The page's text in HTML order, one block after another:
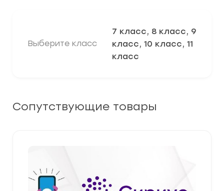
Выберите класс
7 класс, 8 класс, 9
класс, 10 класс, 11
класс
Сопутствующие товары